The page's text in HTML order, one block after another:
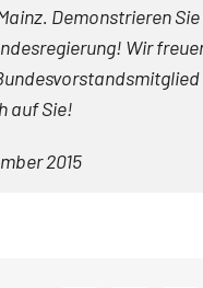
Demonstrieren
Wir
auf Sie!
2015